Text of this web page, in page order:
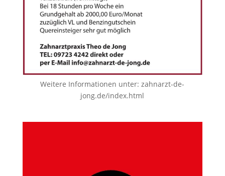
Weitere Informationen unter:zahnarzt-de-
jong.de/index.html